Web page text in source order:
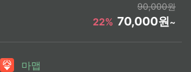
90,000원
22% 70,000원~
마맵